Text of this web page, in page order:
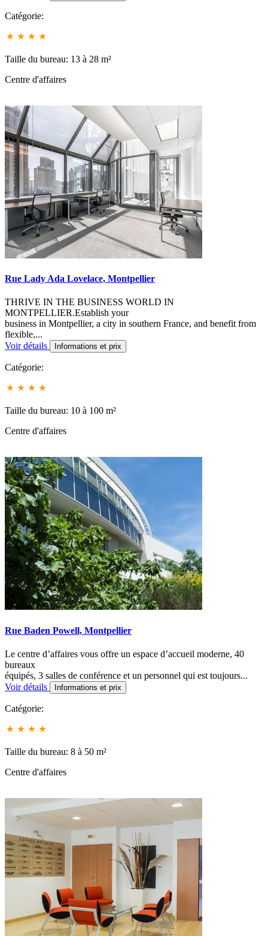
Catégorie:
Taille du bureau: 13 à 28 m²
Centre d'affaires
Rue Lady Ada Lovelace, Montpellier
THRIVE IN THE BUSINESS WORLD IN
MONTPELLIER.Establish your
business in Montpellier, a city in southern France, and benefit from
flexible,...
Voir détails
Informations et prix
Catégorie:
Taille du bureau: 10 à 100 m²
Centre d'affaires
Rue Baden Powell, Montpellier
Le centre d’affaires vous offre un espace d’accueil moderne, 40
bureaux
équipés, 3 salles de conférence et un personnel qui est toujours...
Voir détails
Informations et prix
Catégorie:
Taille du bureau: 8 à 50 m²
Centre d'affaires